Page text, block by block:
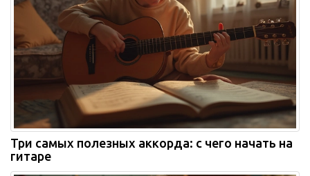
Три самых полезных аккорда: с чего начать на
гитаре